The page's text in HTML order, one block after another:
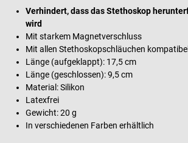
Verhindert, dass das Stethoskop
wird
Mit starkem Magnetverschluss
Mit allen Stethoskopschläuchen kompatibel
Länge (aufgeklappt): 17,5 cm
Länge (geschlossen): 9,5 cm
Material: Silikon
Latexfrei
Gewicht: 20 g
In verschiedenen Farben erhältlich